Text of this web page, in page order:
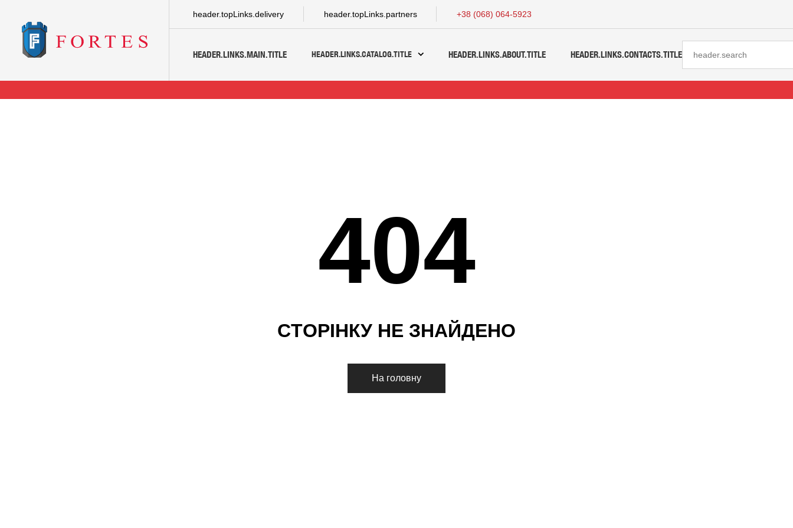
header.topLinks.delivery header.topLinks.partners +38 (068) 064-5923
HEADER.LINKS.MAIN.TITLE HEADER.LINKS.CATALOG.TITLE HEADER.LINKS.ABOUT.TITLE HEADER.LINKS.CONTACTS.TITLE
404
СТОРІНКУ НЕ ЗНАЙДЕНО
На головну